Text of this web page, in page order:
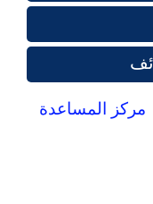
مركز المساعدة